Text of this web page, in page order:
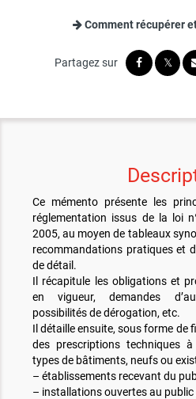
Comment récupérer
Ce mémento présente les
réglementation issus de la loi
2005, au moyen de tableaux
recommandations pratiques et
de détail.
Il récapitule les obligations et
en vigueur, demandes
possibilités de dérogation, etc.
Il détaille ensuite, sous forme de
des prescriptions techniques
types de bâtiments, neufs ou
– établissements recevant du
– installations ouvertes au public